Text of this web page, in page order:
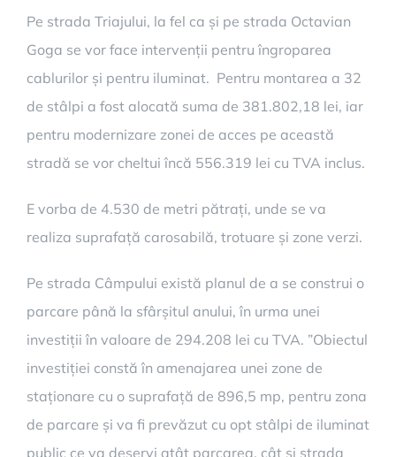
Pe strada Triajului, la fel ca și pe strada Octavian
Goga se vor face intervenții pentru îngroparea
cablurilor și pentru iluminat. Pentru montarea a 32
de stâlpi a fost alocată suma de 381.802,18 lei, iar
pentru modernizare zonei de acces pe această
stradă se vor cheltui încă 556.319 lei cu TVA inclus.
E vorba de 4.530 de metri pătrați, unde se va
realiza suprafață carosabilă, trotuare și zone verzi.
Pe strada Câmpului există planul de a se construi o
parcare până la sfârșitul anului, în urma unei
investiții în valoare de 294.208 lei cu TVA. ”Obiectul
investiției constă în amenajarea unei zone de
staționare cu o suprafață de 896,5 mp, pentru zona
de parcare și va fi prevăzut cu opt stâlpi de iluminat
public ce va deservi atât parcarea, cât și strada